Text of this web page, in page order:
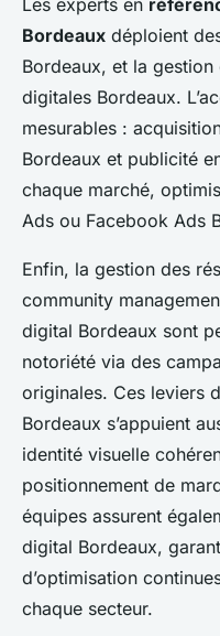
Les experts en
Bordeaux déploient
Bordeaux, et la
digitales Bordeaux.
mesurables :
Bordeaux et publicité
chaque marché,
Ads ou Facebook Ads
Enfin, la gestion des
community
digital Bordeaux sont
notoriété via des
originales. Ces leviers
Bordeaux s’appuient
identité visuelle
positionnement de
équipes assurent
digital Bordeaux,
d’optimisation
chaque secteur.